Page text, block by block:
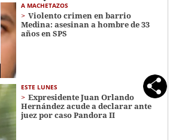
A MACHETAZOS
Violento crimen en barrio
Medina: asesinan a hombre de 33
años en SPS
ESTE LUNES
Expresidente Juan Orlando
Hernández acude a declarar ante
juez por caso Pandora II